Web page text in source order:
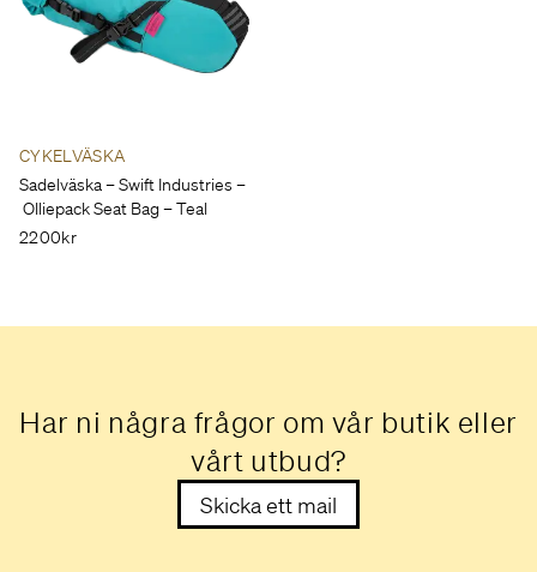
CYKELVÄSKA
Sadelväska – Swift Industries –
Olliepack Seat Bag – Teal
2200kr
Har ni några frågor om vår butik eller
vårt utbud?
Skicka ett mail